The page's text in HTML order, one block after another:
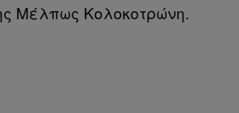
Μέλπως Κολοκοτρώνη.